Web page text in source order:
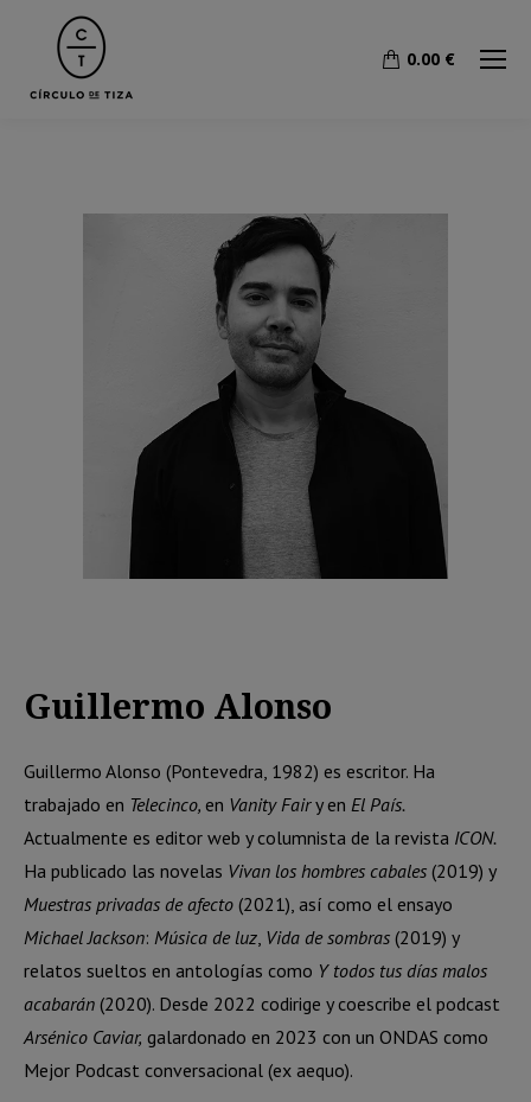
0.00 €
Guillermo Alonso
Guillermo Alonso (Pontevedra, 1982) es escritor. Ha
trabajado en Telecinco, en Vanity Fairy en El País.
Actualmente es editor web y columnista de la revista ICON.
Ha publicado las novelas Vivan los hombres cabales (2019) y
Muestras privadas de afecto (2021), así como el ensayo
Michael Jackson: Música de luz, Vida de sombras (2019) y
relatos sueltos en antologías como Y todos tus días malos
acabarán (2020). Desde 2022 codirige y coescribe el podcast
Arsénico Caviar, galardonado en 2023 con un ONDAS como
Mejor Podcast conversacional (ex aequo).